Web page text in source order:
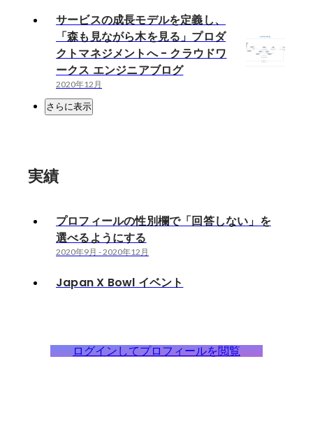
サービスの成長モデルを定義し、
「森も見ながら木を見る」プロダ
クトマネジメントへ - クラウドワ
ークス エンジニアブログ
2020年12月
さらに表示
実績
プロフィールの性別欄で「回答しない」を
選べるようにする
2020年9月 -2020年12月
Japan X Bowl イベント
ログインしてプロフィールを閲覧